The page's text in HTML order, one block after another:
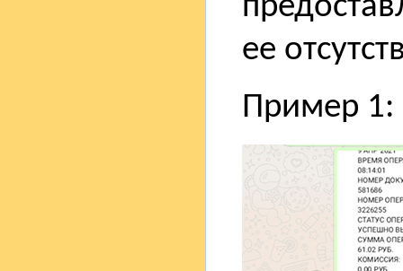
ее
Пример 1: